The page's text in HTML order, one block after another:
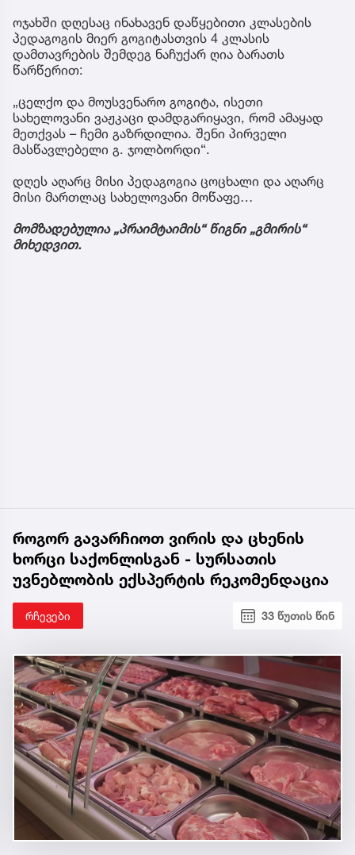
ოჯახში დღესაც ინახავენ დაწყებითი კლასების
პედაგოგის მიერ გოგიტასთვის 4 კლასის
დამთავრების შემდეგ ნაჩუქარ ღია ბარათს
წარწერით:
„ცელქო და მოუსვენარო გოგიტა, ისეთი
სახელოვანი ვაჟკაცი დამდგარიყავი, რომ ამაყად
მეთქვას – ჩემი გაზრდილია. შენი პირველი
მასწავლებელი გ. ჯოლბორდი“.
დღეს აღარც მისი პედაგოგია ცოცხალი და აღარც
მისი მართლაც სახელოვანი მოწაფე…
მომზადებულია „პრაიმტაიმის“ წიგნი „გმირის“
მიხედვით.
როგორ გავარჩიოთ ვირის და ცხენის
ხორცი საქონლისგან - სურსათის
უვნებლობის ექსპერტის რეკომენდაცია
რჩევები 33 წუთის წინ